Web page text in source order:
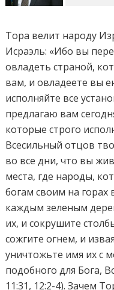
Тора велит народу
Исраэль: «Ибо вы
овладеть страной,
вам, и овладеете вы
исполняйте все
предлагаю вам
которые строго
Всесильный отцов
во все дни, что вы
места, где народы,
богам своим на горах
каждым зеленым
их, и сокрушите
сожгите огнем, и
уничтожьте имя их с
подобного для Бога,
11:31, 12:2-4). Зачем